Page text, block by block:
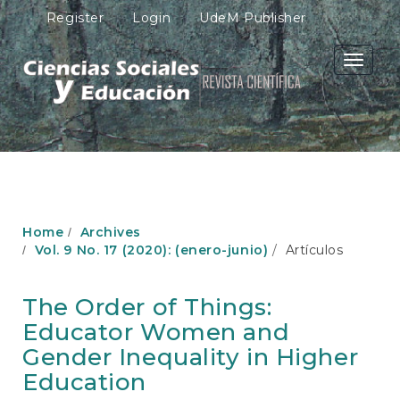
M
a
i
n
N
a
v
i
g
n
n
C
o
n
t
Register Login UdeM Publisher
Toggle
Home
Archives
Vol. 9 No. 17 (2020): (enero-junio)
Artículos
The Order of Things:
Educator Women and
Gender Inequality in Higher
Education